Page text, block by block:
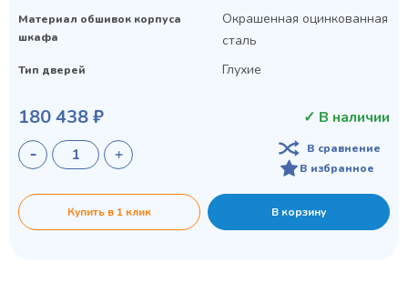
Материал обшивок корпуса
шкафа
Окрашенная оцинкованная
сталь
Тип дверей Глухие
180 438 ₽ ✓ В наличии
В сравнение
В избранное
Купить в 1 клик В корзину